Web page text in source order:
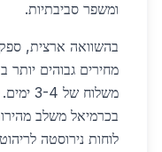
ומשפר סביבתיות.
בהשוואה ארצית,
משלוח
בכרמיאל משלב